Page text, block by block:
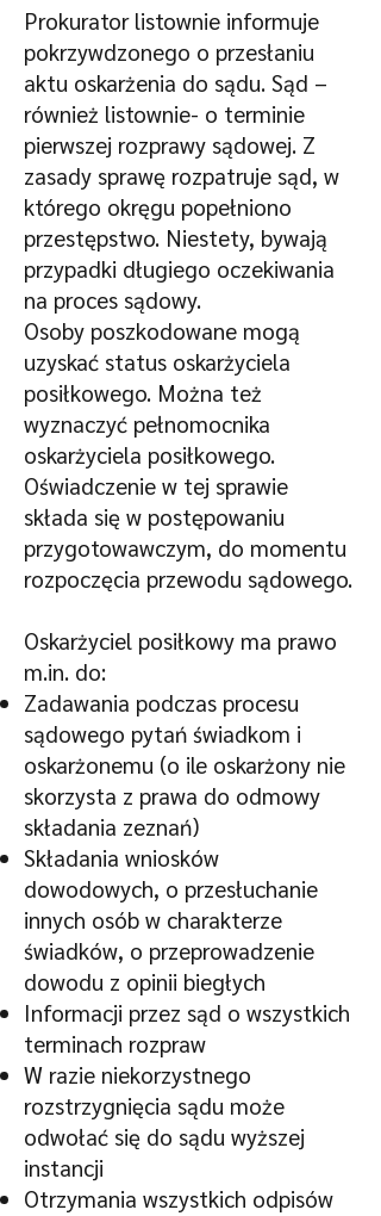
Prokurator listownie informuje
pokrzywdzonego o przesłaniu
aktu oskarżenia do sądu. Sąd –
również listownie- o terminie
pierwszej rozprawy sądowej. Z
zasady sprawę rozpatruje sąd, w
którego okręgu popełniono
przestępstwo. Niestety, bywają
przypadki długiego oczekiwania
na proces sądowy.
Osoby poszkodowane mogą
uzyskać status oskarżyciela
posiłkowego. Można też
wyznaczyć pełnomocnika
oskarżyciela posiłkowego.
Oświadczenie w tej sprawie
składa się w postępowaniu
przygotowawczym, do momentu
rozpoczęcia przewodu sądowego.
Oskarżyciel posiłkowy ma prawo
m.in. do:
Zadawania podczas procesu
sądowego pytań świadkom i
oskarżonemu (o ile oskarżony nie
skorzysta z prawa do odmowy
składania zeznań)
Składania wniosków
dowodowych, o przesłuchanie
innych osób w charakterze
świadków, o przeprowadzenie
dowodu z opinii biegłych
Informacji przez sąd o wszystkich
terminach rozpraw
W razie niekorzystnego
rozstrzygnięcia sądu może
odwołać się do sądu wyższej
instancji
Otrzymania wszystkich odpisów